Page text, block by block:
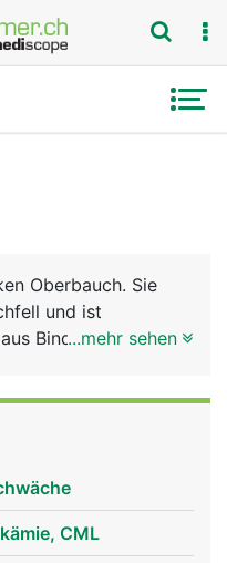
Oberbauch. Sie
und ist
Bindegewebe
die als
Ausserdem
rote Blutkörperchen
(Thrombozyten)
...mehr sehen
CML